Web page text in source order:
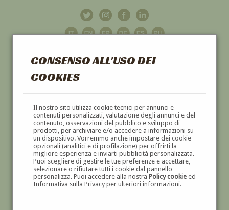
CONSENSO ALL'USO DEI
COOKIES
Il nostro sito utilizza cookie tecnici per annunci e
contenuti personalizzati, valutazione degli annunci e del
contenuto, osservazioni del pubblico e sviluppo di
prodotti, per archiviare e/o accedere a informazioni su
un dispositivo. Vorremmo anche impostare dei cookie
opzionali (analitici e di profilazione) per offrirti la
migliore esperienza e inviarti pubblicità personalizzata.
Puoi scegliere di gestire le tue preferenze e accettare,
selezionare o rifiutare tutti i cookie dal pannello
personalizza. Puoi accedere alla nostra Policy cookieed
Informativa sulla Privacy per ulteriori informazioni.
GALLERIAD'ARTE
DIPINTI E SCULTURE '800 E '900